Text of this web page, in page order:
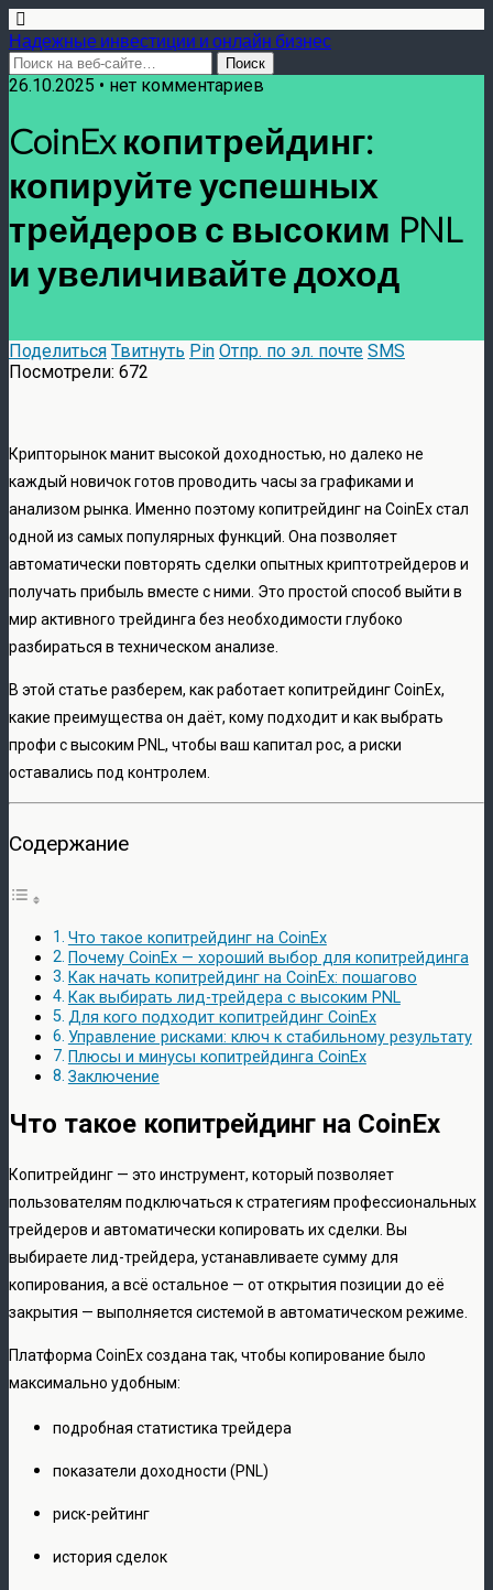
Надежные инвестиции и онлайн бизнес
26.10.2025 • нет комментариев
CoinEx копитрейдинг:
копируйте успешных
трейдеров с высоким PNL
и увеличивайте доход
Поделиться Твитнуть Pin Отпр. по эл. почте SMS
Посмотрели: 672
Крипторынок манит высокой доходностью, но далеко не
каждый новичок готов проводить часы за графиками и
анализом рынка. Именно поэтому копитрейдинг на CoinEx стал
одной из самых популярных функций. Она позволяет
автоматически повторять сделки опытных криптотрейдеров и
получать прибыль вместе с ними. Это простой способ выйти в
мир активного трейдинга без необходимости глубоко
разбираться в техническом анализе.
В этой статье разберем, как работает копитрейдинг CoinEx,
какие преимущества он даёт, кому подходит и как выбрать
профи с высоким PNL, чтобы ваш капитал рос, а риски
оставались под контролем.
Содержание
Что такое копитрейдинг на CoinEx
Почему CoinEx — хороший выбор для копитрейдинга
Как начать копитрейдинг на CoinEx: пошагово
Как выбирать лид-трейдера с высоким PNL
Для кого подходит копитрейдинг CoinEx
Управление рисками: ключ к стабильному результату
Плюсы и минусы копитрейдинга CoinEx
Заключение
Что такое копитрейдинг на CoinEx
Копитрейдинг — это инструмент, который позволяет
пользователям подключаться к стратегиям профессиональных
трейдеров и автоматически копировать их сделки. Вы
выбираете лид-трейдера, устанавливаете сумму для
копирования, а всё остальное — от открытия позиции до её
закрытия — выполняется системой в автоматическом режиме.
Платформа CoinEx создана так, чтобы копирование было
максимально удобным:
подробная статистика трейдера
показатели доходности (PNL)
риск-рейтинг
история сделок